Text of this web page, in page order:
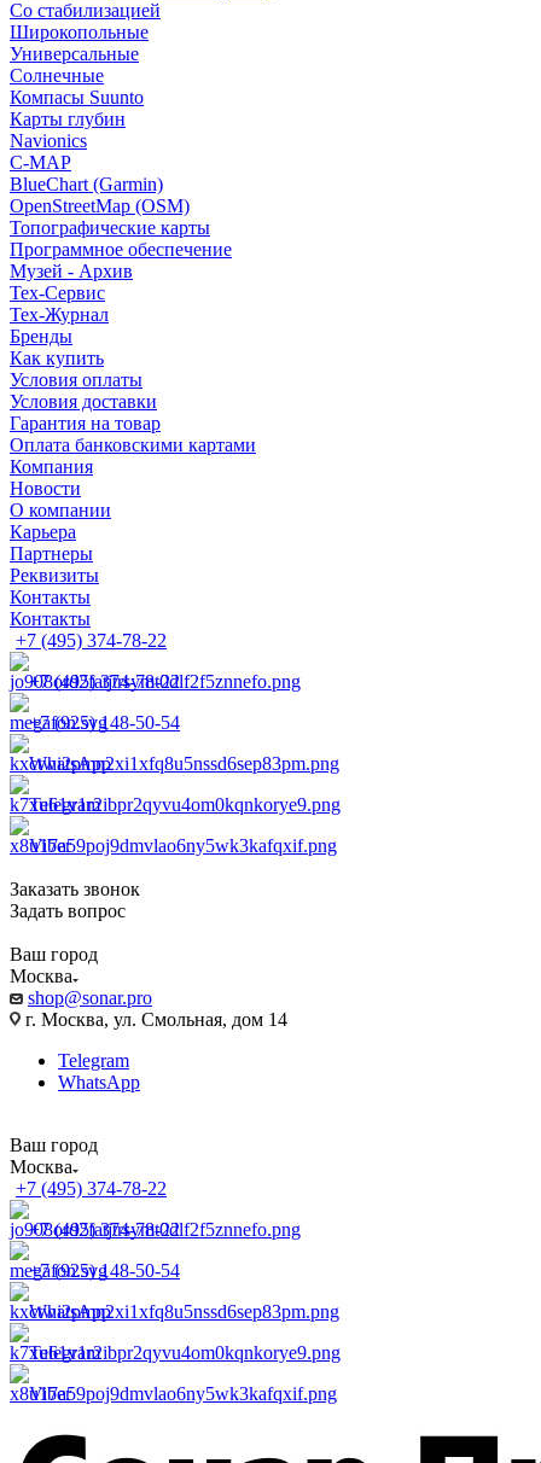
Со стабилизацией
Широкопольные
Универсальные
Солнечные
Компасы Suunto
Карты глубин
Navionics
C-MAP
BlueChart (Garmin)
OpenStreetMap (OSM)
Топографические карты
Программное обеспечение
Музей - Архив
Tex-Сервис
Тех-Журнал
Бренды
Как купить
Условия оплаты
Условия доставки
Гарантия на товар
Оплата банковскими картами
Компания
Новости
О компании
Карьера
Партнеры
Реквизиты
Контакты
Контакты
+7 (495) 374-78-22
+7 (495) 374-78-22
+7 (925) 148-50-54
WhatsApp
Telegram
Viber
Заказать звонок
Задать вопрос
Ваш город
Москва
shop@sonar.pro
г. Москва, ул. Смольная, дом 14
Telegram
WhatsApp
Ваш город
Москва
+7 (495) 374-78-22
+7 (495) 374-78-22
+7 (925) 148-50-54
WhatsApp
Telegram
Viber